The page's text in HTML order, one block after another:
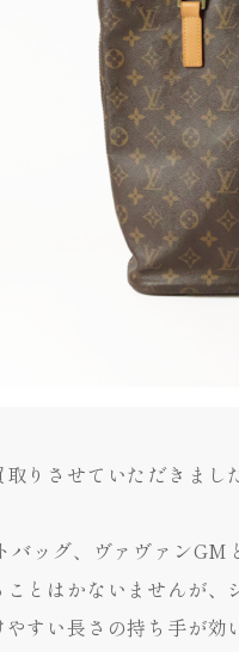
りさせていただきまし
バッグ、ヴァヴァン
とはかないませんが、
すい長さの持ち手が